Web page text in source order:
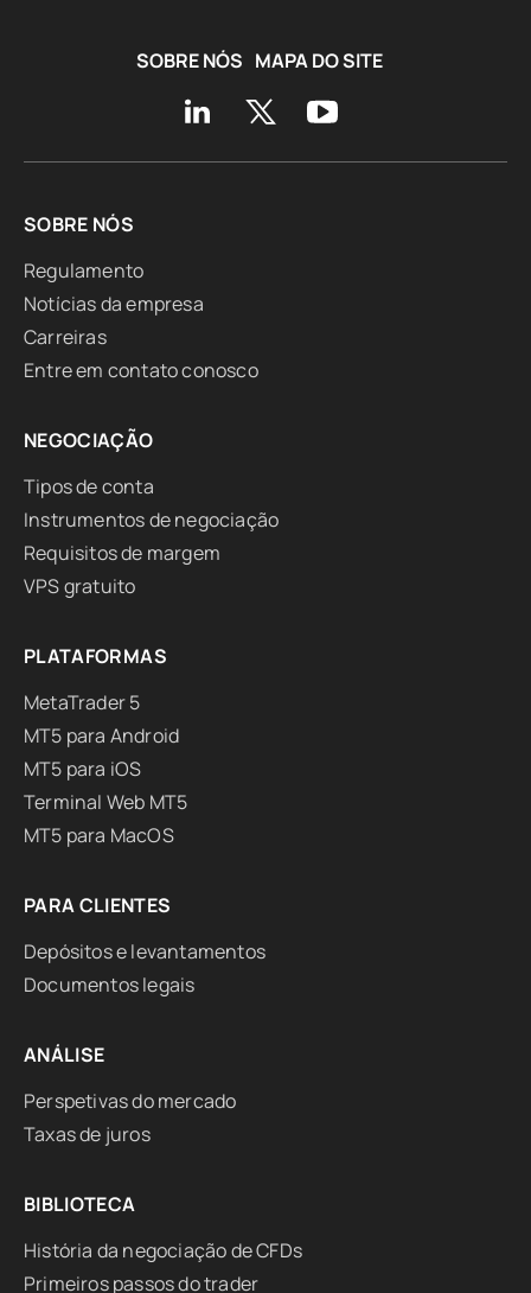
SOBRE NÓS MAPA DO SITE
SOBRE NÓS
Regulamento
Notícias da empresa
Carreiras
Entre em contato conosco
NEGOCIAÇÃO
Tipos de conta
Instrumentos de negociação
Requisitos de margem
VPS gratuito
PLATAFORMAS
MetaTrader 5
MT5 para Android
MT5 para iOS
Terminal Web MT5
MT5 para MacOS
PARA CLIENTES
Depósitos e levantamentos
Documentos legais
ANÁLISE
Perspetivas do mercado
Taxas de juros
BIBLIOTECA
História da negociação de CFDs
Primeiros passos do trader